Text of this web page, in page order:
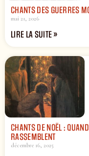
CHANTS DES GUERRES
mai 21, 2026
LIRE LA SUITE »
CHANTS DE NOËL :
RASSEMBLENT
décembre 16, 2025